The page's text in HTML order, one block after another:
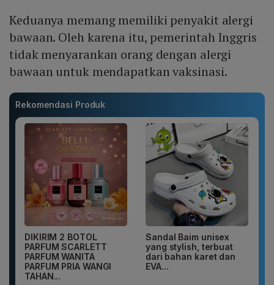
Keduanya memang memiliki penyakit alergi
bawaan. Oleh karena itu, pemerintah Inggris
tidak menyarankan orang dengan alergi
bawaan untuk mendapatkan vaksinasi.
Rekomendasi Produk
DIKIRIM 2 BOTOL
PARFUM SCARLETT
PARFUM WANITA
PARFUM PRIA WANGI
TAHAN...
Sandal Baim unisex
yang stylish, terbuat
dari bahan karet dan
EVA...